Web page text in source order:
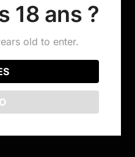
18 ans ?
old to enter.